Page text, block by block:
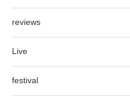
reviews
Live
festival